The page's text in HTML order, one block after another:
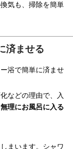
気も、掃除を簡単
済ませる
浴で簡単に済ませ
などの理由で、入
無理にお風呂に入る
まいます。シャワ